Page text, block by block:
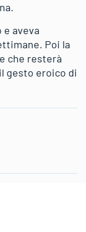
aveva
Poi la
che resterà
gesto eroico di